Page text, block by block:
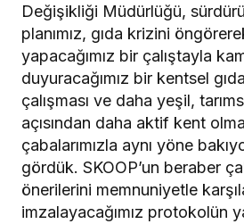
Değişikliği Müdürlüğü,
planımız, gıda krizini
yapacağımız bir çalıştayla
duyuracağımız bir kentsel
çalışması ve daha yeşil,
açısından daha aktif kent
çabalarımızla aynı yöne
gördük. SKOOP’un beraber
önerilerini memnuniyetle
imzalayacağımız protokolün